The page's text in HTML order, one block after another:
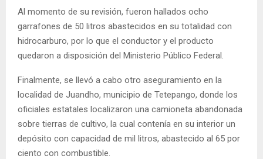
Al momento de su revisión, fueron hallados ocho
garrafones de 50 litros abastecidos en su totalidad con
hidrocarburo, por lo que el conductor y el producto
quedaron a disposición del Ministerio Público Federal.
Finalmente, se llevó a cabo otro aseguramiento en la
localidad de Juandho, municipio de Tetepango, donde los
oficiales estatales localizaron una camioneta abandonada
sobre tierras de cultivo, la cual contenía en su interior un
depósito con capacidad de mil litros, abastecido al 65 por
ciento con combustible.